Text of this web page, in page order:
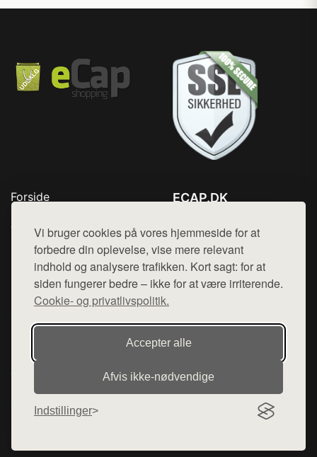
Vi bruger cookies på vores hjemmeside for at
forbedre din oplevelse, vise mere relevant
indhold og analysere trafikken. Kort sagt: for at
siden fungerer bedre – ikke for at være irriterende.
Cookie- og privatlivspolitik.
Accepter alle
Afvis ikke‑nødvendige
Indstillinger
Forside
Top Rabatter
Blog
Kontakt
ECAP.DK
Mail: hej@want.dk
Cookie- og privatlivspolitik
Denne side er en del af want.dk, der udgiver en række
hjemmesider med præsentation af forskellige produkter fra
diverse webshops. Der sælges ikke varer fra denne side - vi
henviser til de shops, som sælger varen. Vi har heller ikke
varerne på lager.